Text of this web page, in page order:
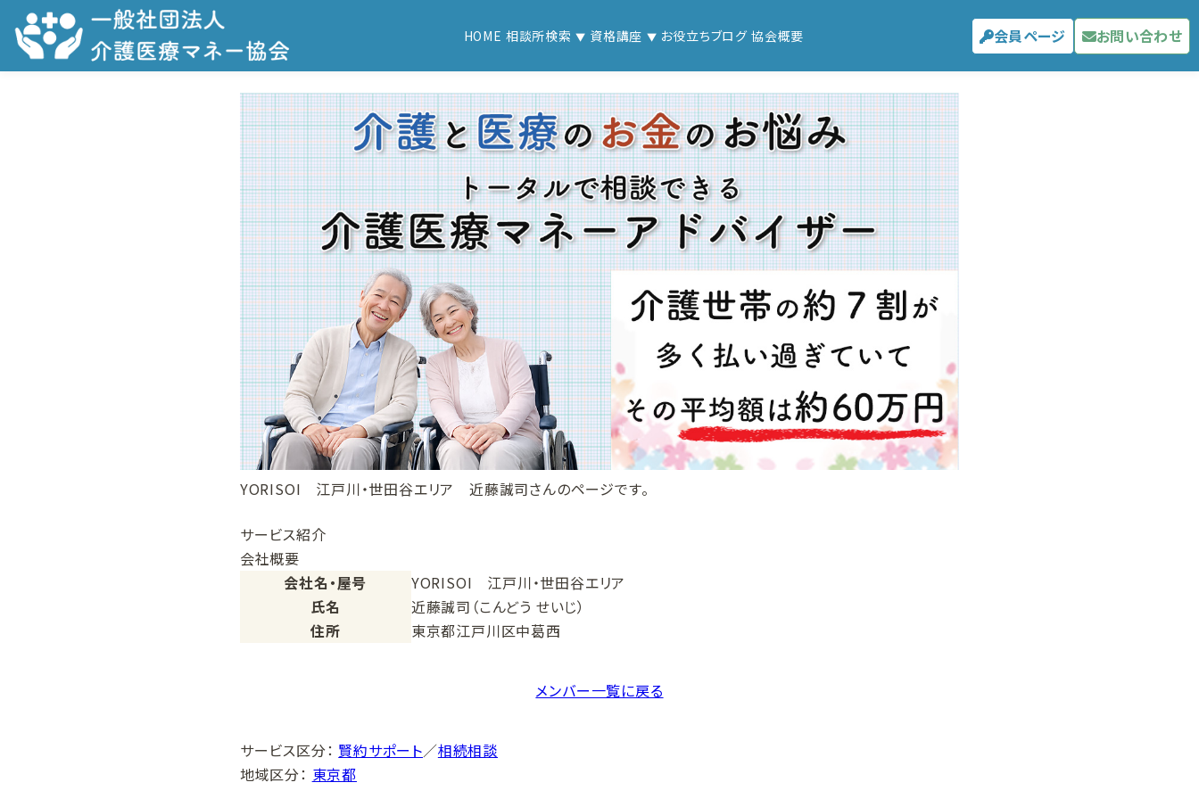
HOME 相談所検索 資格講座 お役立ちブログ 協会概要 会員ページ お問い合わせ
YORISOI 江戸川・世田谷エリア 近藤誠司さんのページです。
サービス紹介
会社概要
会社名・屋号
YORISOI 江戸川・世田谷エリア
氏名
近藤誠司（こんどう せいじ）
住所
東京都江戸川区中葛西
メンバー一覧に戻る
サービス区分： 賢約サポート／相続相談
地域区分： 東京都